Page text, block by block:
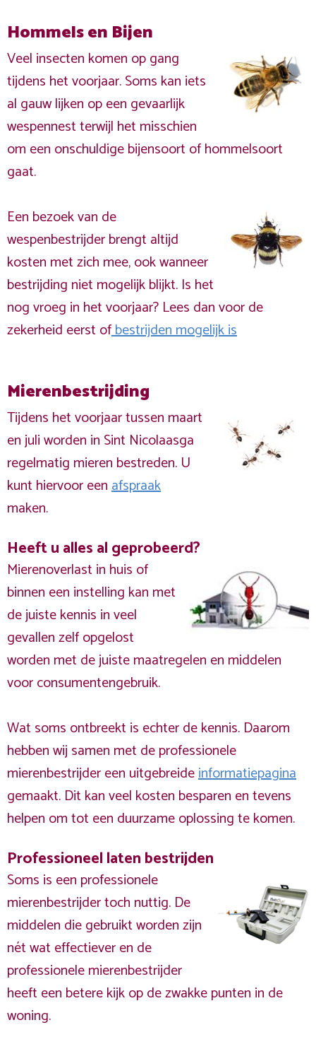
Hommels en Bijen
Veel insecten komen op gang
tijdens het voorjaar. Soms kan iets
al gauw lijken op een gevaarlijk
wespennest terwijl het misschien
om een onschuldige bijensoort of hommelsoort
gaat.
Een bezoek van de
wespenbestrijder brengt altijd
kosten met zich mee, ook wanneer
bestrijding niet mogelijk blijkt. Is het
nog vroeg in het voorjaar? Lees dan voor de
zekerheid eerst ofbestrijden mogelijk is
Mierenbestrijding
Tijdens het voorjaar tussen maart
en juli worden in Sint Nicolaasga
regelmatig mieren bestreden. U
kunt hiervoor eenafspraak
maken.
Heeft u alles al geprobeerd?
Mierenoverlast in huis of
binnen een instelling kan met
de juiste kennis in veel
gevallen zelf opgelost
worden met de juiste maatregelen en middelen
voor consumentengebruik.
Wat soms ontbreekt is echter de kennis. Daarom
hebben wij samen met de professionele
mierenbestrijder een uitgebreideinformatiepagina
gemaakt. Dit kan veel kosten besparen en tevens
helpen om tot een duurzame oplossing te komen.
Professioneel laten bestrijden
Soms is een professionele
mierenbestrijder toch nuttig. De
middelen die gebruikt worden zijn
nét wat effectiever en de
professionele mierenbestrijder
heeft een betere kijk op de zwakke punten in de
woning.